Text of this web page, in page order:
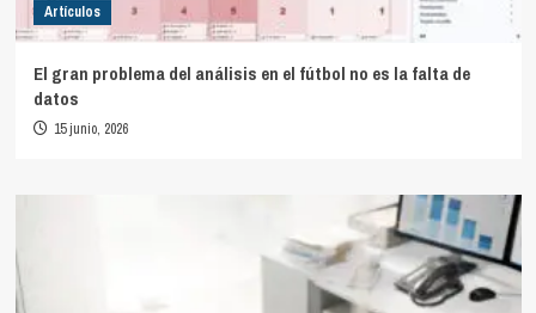
Artículos
El gran problema del análisis en el fútbol no es la falta de
datos
15 junio, 2026